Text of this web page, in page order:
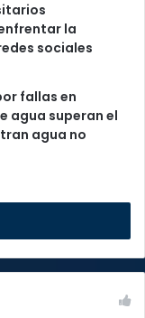
la
sociales
fallas en
agua superan el
agua no